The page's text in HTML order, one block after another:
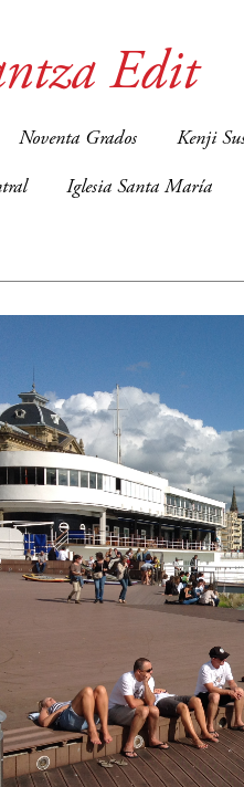
Edit
Noventa Grados Kenji
Iglesia Santa María